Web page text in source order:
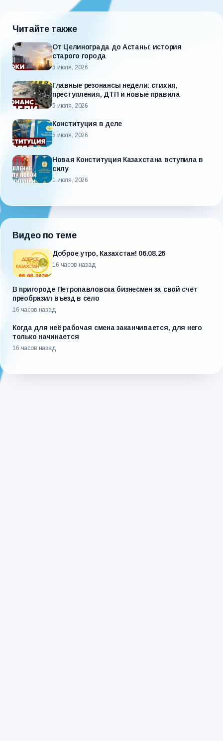
Читайте также
От Целинограда до Астаны: история
старого города
5 июля, 2026
Главные резонансы недели: стихия,
преступления, ДТП и новые правила
5 июля, 2026
Конституция в деле
5 июля, 2026
Новая Конституция Казахстана вступила в
силу
1 июля, 2026
Видео по теме
Доброе утро, Казахстан! 06.08.26
16 часов назад
В пригороде Петропавловска бизнесмен за свой счёт
преобразил въезд в село
16 часов назад
Когда для неё рабочая смена заканчивается, для него
только начинается
16 часов назад